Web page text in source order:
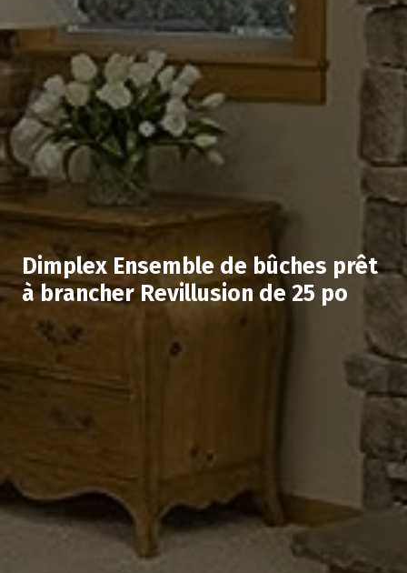
Dimplex Ensemble de bûches prêt
à brancher Revillusion de 25 po